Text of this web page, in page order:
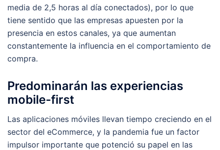
media de 2,5 horas al día conectados), por lo que
tiene sentido que las empresas apuesten por la
presencia en estos canales, ya que aumentan
constantemente la influencia en el comportamiento de
compra.
Predominarán las experiencias
mobile-first
Las aplicaciones móviles llevan tiempo creciendo en el
sector del eCommerce, y la pandemia fue un factor
impulsor importante que potenció su papel en las